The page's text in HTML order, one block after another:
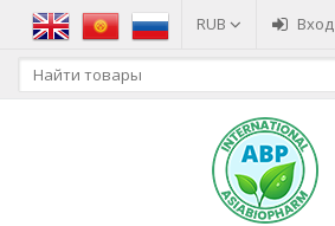
RUB Вход